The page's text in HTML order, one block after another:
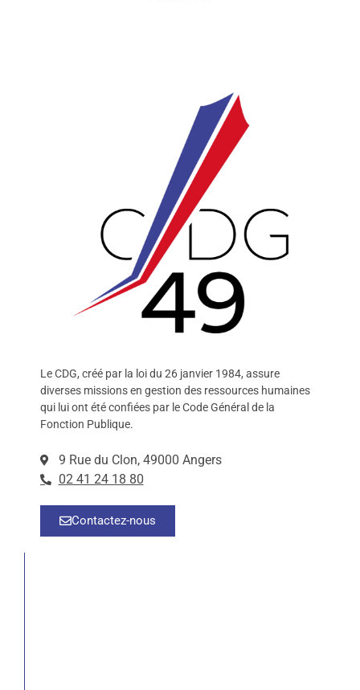
Le CDG, créé par la loi du 26 janvier 1984, assure
diverses missions en gestion des ressources humaines
qui lui ont été confiées par le Code Général de la
Fonction Publique.
9 Rue du Clon, 49000 Angers
02 41 24 18 80
Contactez-nous